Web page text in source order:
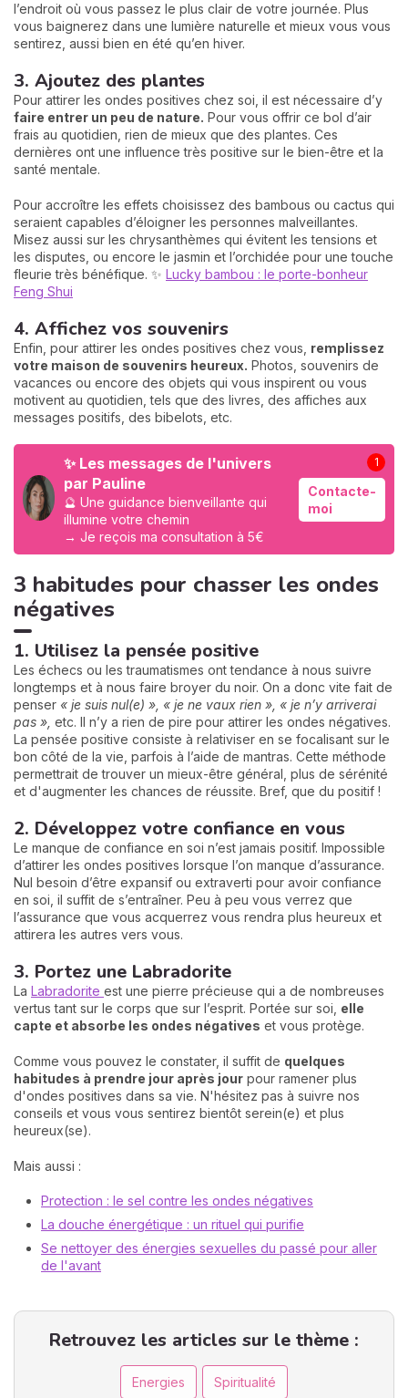
l’endroit où vous passez le plus clair de votre journée. Plus
vous baignerez dans une lumière naturelle et mieux vous vous
sentirez, aussi bien en été qu’en hiver.
3. Ajoutez des plantes
Pour attirer les ondes positives chez soi, il est nécessaire d’y
faire entrer un peu de nature. Pour vous offrir ce bol d’air
frais au quotidien, rien de mieux que des plantes. Ces
dernières ont une influence très positive sur le bien-être et la
santé mentale.
Pour accroître les effets choisissez des bambous ou cactus qui
seraient capables d’éloigner les personnes malveillantes.
Misez aussi sur les chrysanthèmes qui évitent les tensions et
les disputes, ou encore le jasmin et l’orchidée pour une touche
fleurie très bénéfique. ✨ Lucky bambou : le porte-bonheur
Feng Shui
4. Affichez vos souvenirs
Enfin, pour attirer les ondes positives chez vous, remplissez
votre maison de souvenirs heureux. Photos, souvenirs de
vacances ou encore des objets qui vous inspirent ou vous
motivent au quotidien, tels que des livres, des affiches aux
messages positifs, des bibelots, etc.
✨ Les messages de l'univers
par Pauline
🔮 Une guidance bienveillante qui
illumine votre chemin
→ Je reçois ma consultation à 5€
Contacte-
moi
1
3 habitudes pour chasser les ondes
négatives
1. Utilisez la pensée positive
Les échecs ou les traumatismes ont tendance à nous suivre
longtemps et à nous faire broyer du noir. On a donc vite fait de
penser « je suis nul(e) », « je ne vaux rien », « je n’y arriverai
pas », etc. Il n’y a rien de pire pour attirer les ondes négatives.
La pensée positive consiste à relativiser en se focalisant sur le
bon côté de la vie, parfois à l’aide de mantras. Cette méthode
permettrait de trouver un mieux-être général, plus de sérénité
et d'augmenter les chances de réussite. Bref, que du positif !
2. Développez votre confiance en vous
Le manque de confiance en soi n’est jamais positif. Impossible
d’attirer les ondes positives lorsque l’on manque d’assurance.
Nul besoin d’être expansif ou extraverti pour avoir confiance
en soi, il suffit de s’entraîner. Peu à peu vous verrez que
l’assurance que vous acquerrez vous rendra plus heureux et
attirera les autres vers vous.
3. Portez une Labradorite
La Labradorite est une pierre précieuse qui a de nombreuses
vertus tant sur le corps que sur l’esprit. Portée sur soi, elle
capte et absorbe les ondes négatives et vous protège.
Comme vous pouvez le constater, il suffit de quelques
habitudes à prendre jour après jour pour ramener plus
d'ondes positives dans sa vie. N'hésitez pas à suivre nos
conseils et vous vous sentirez bientôt serein(e) et plus
heureux(se).
Mais aussi :
Protection : le sel contre les ondes négatives
La douche énergétique : un rituel qui purifie
Se nettoyer des énergies sexuelles du passé pour aller
de l'avant
Retrouvez les articles sur le thème :
Energies Spiritualité